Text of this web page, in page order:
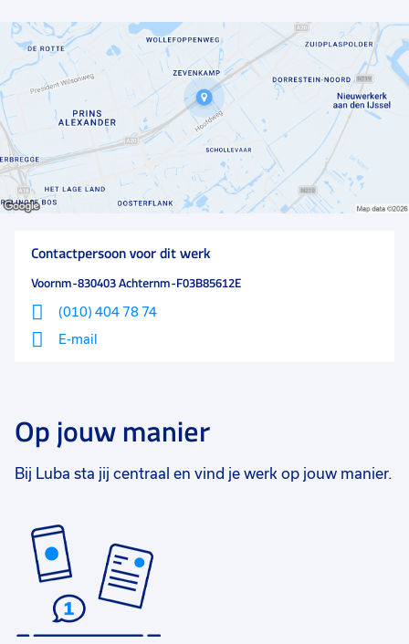
Contactpersoon voor dit werk
Voornm-830403 Achternm-F03B85612E
(010) 404 78 74
E-mail
Op jouw manier
Bij Luba sta jij centraal en vind je werk op jouw manier.